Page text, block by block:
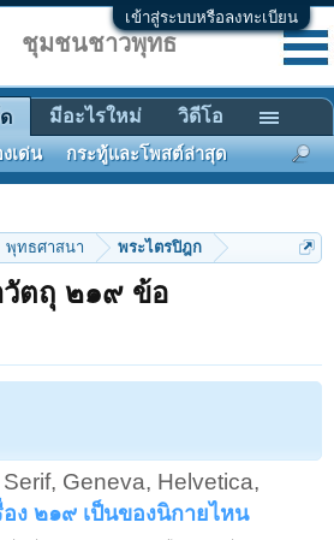
เข้าสู่ระบบหรือลงทะเบียน
พุทธศาสนา พระไตรปิฎก
วัตถุ ๒๑๙ ข้อ
Geneva, Helvetica,
อง ๒๑๙ เป็นของนิกายไหน
ชุมชนชาวพุทธ
งเด่น กระทู้และโพสต์ล่าสุด
มีอะไรใหม่ วิดีโอ